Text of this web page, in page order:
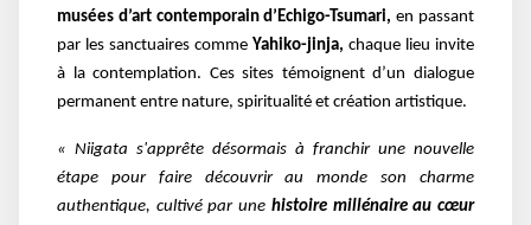
musées d’art contemporain d’Echigo-Tsumari, en passant
par les sanctuaires comme Yahiko-jinja, chaque lieu invite
à la contemplation. Ces sites témoignent d’un dialogue
permanent entre nature, spiritualité et création artistique.
« Niigata s'apprête désormais à franchir une nouvelle
étape pour faire découvrir au monde son charme
authentique, cultivé par une histoire millénaire au cœur